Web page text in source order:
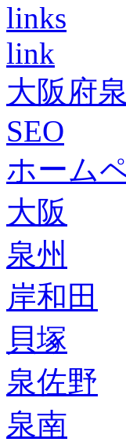
links
link
大阪府
SEO
ホーム
大阪
泉州
岸和田
貝塚
泉佐野
泉南